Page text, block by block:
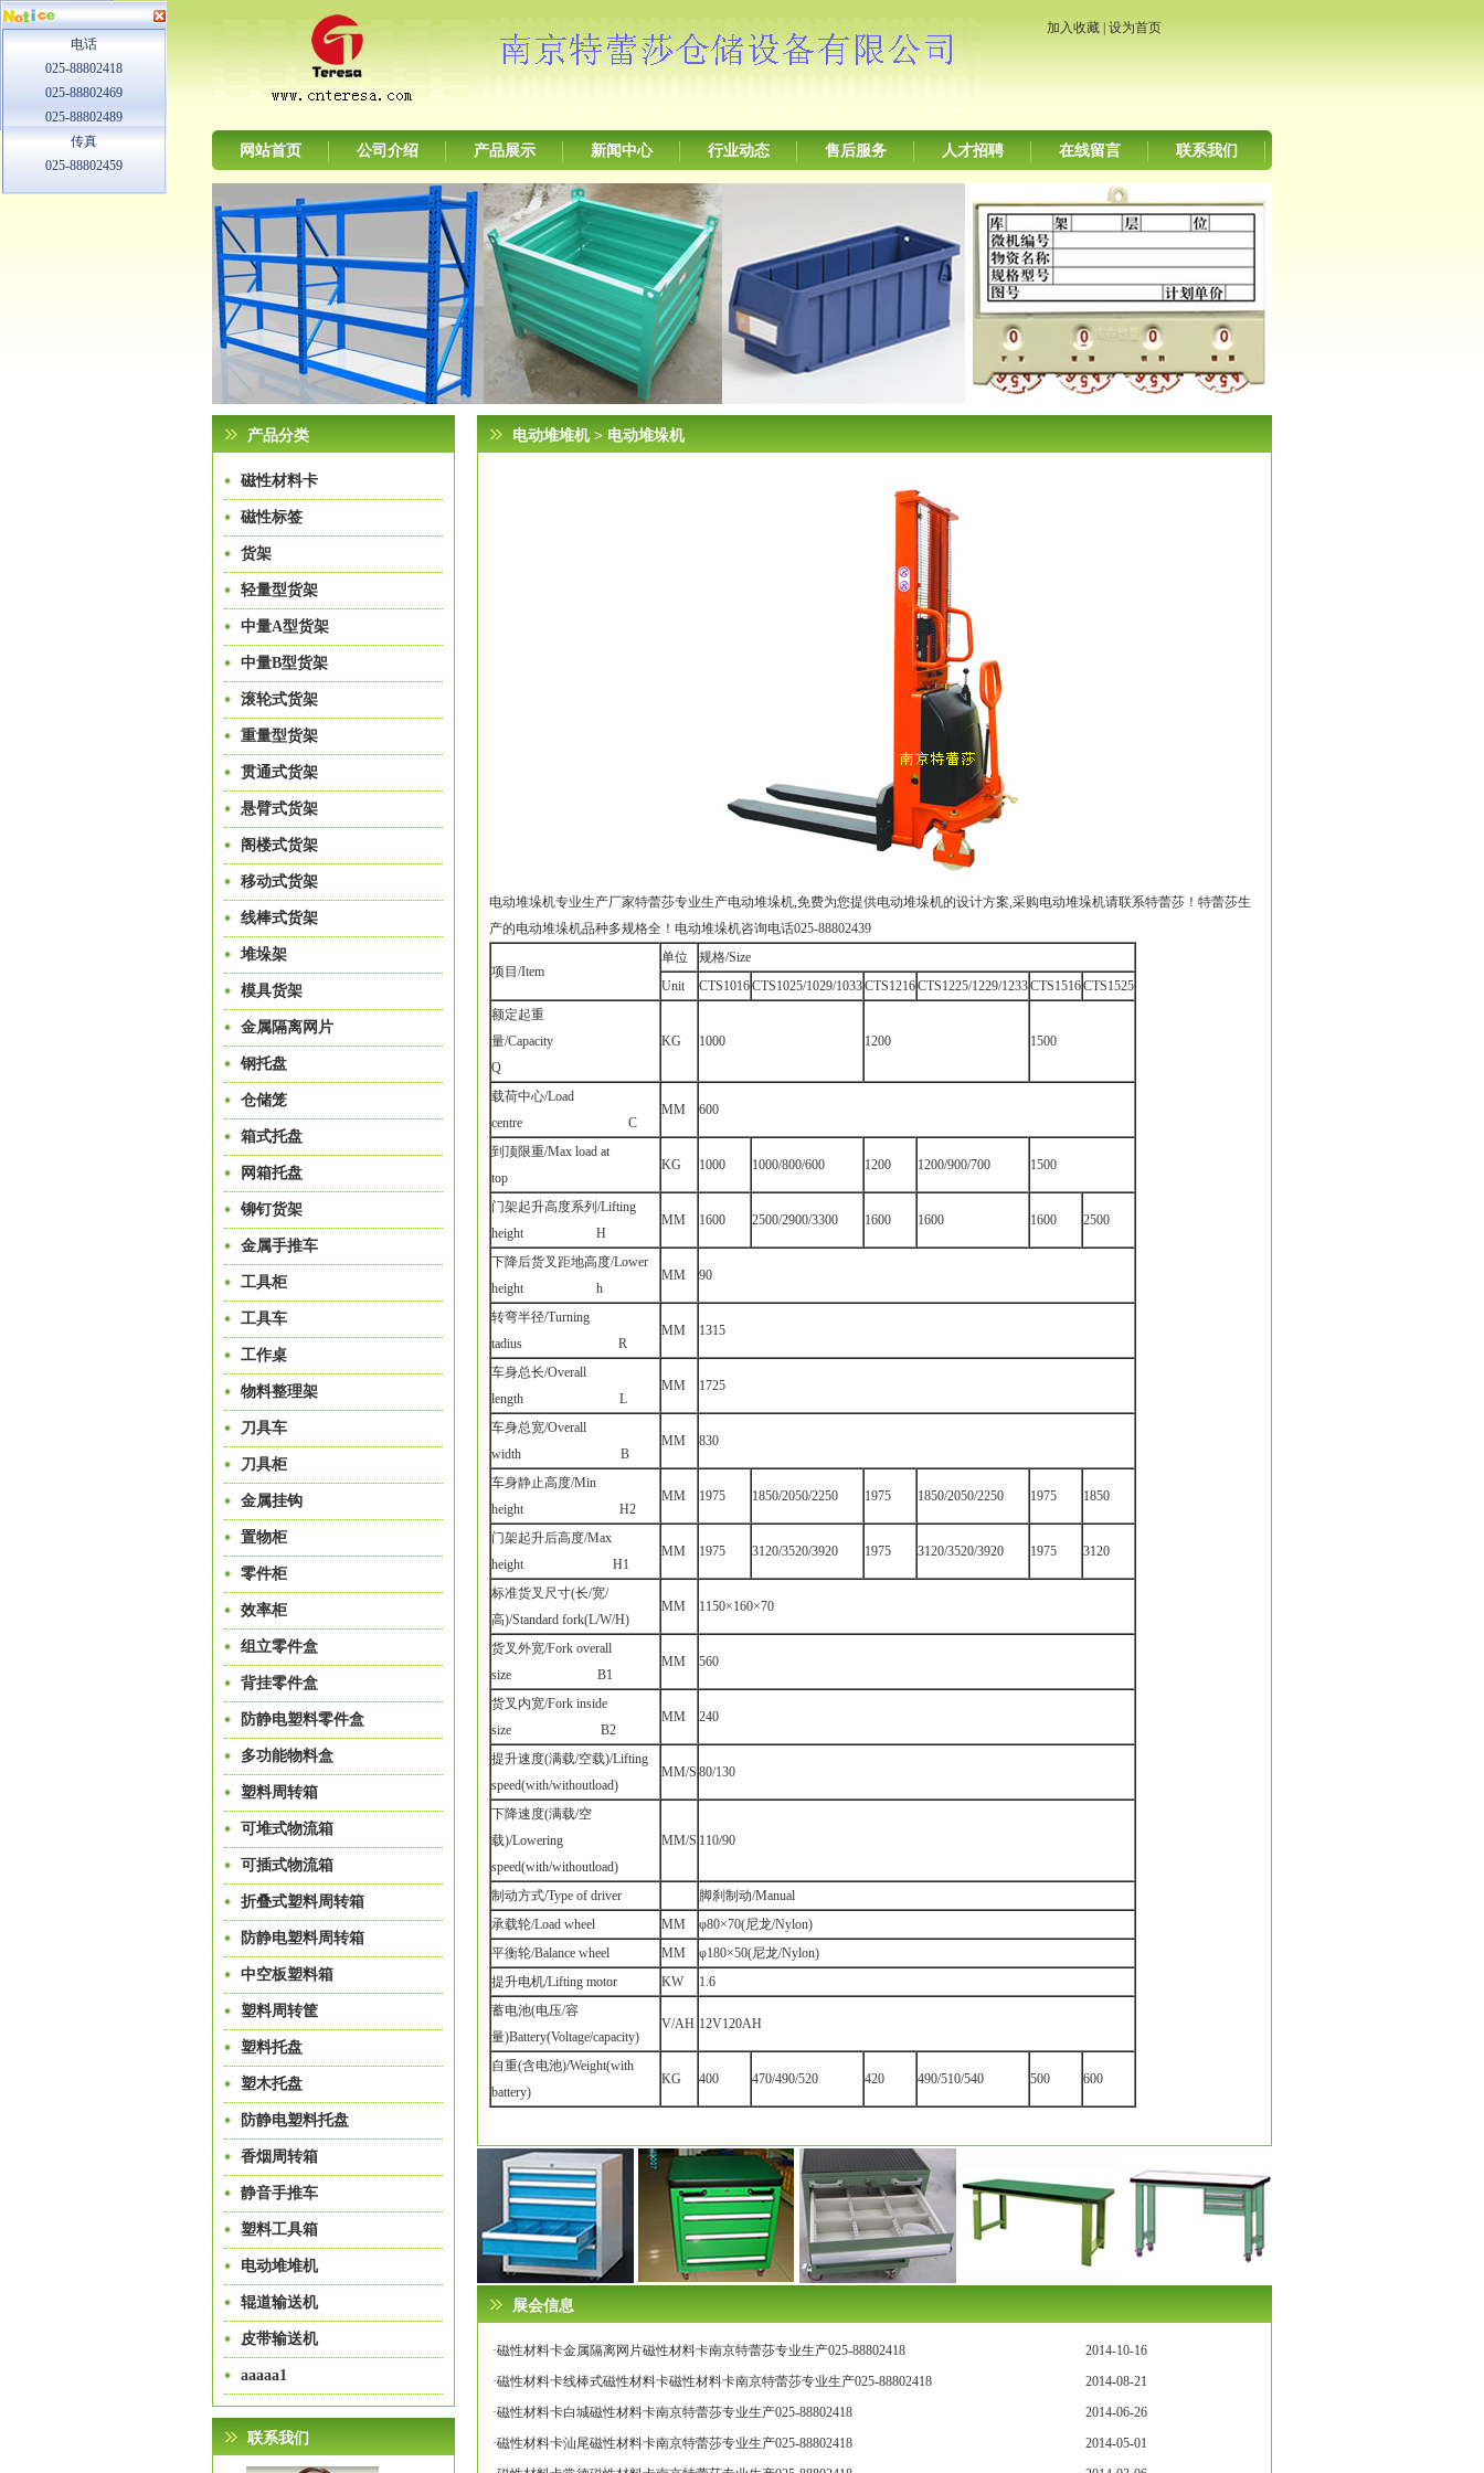
加入收藏 设为首页
网站首页 公司介绍 产品展示 新闻中心 行业动态 售后服务 人才招聘 在线留言 联系我们
产品分类
磁性材料卡
磁性标签
货架
轻量型货架
中量A型货架
中量B型货架
滚轮式货架
重量型货架
贯通式货架
悬臂式货架
阁楼式货架
移动式货架
线棒式货架
堆垛架
模具货架
金属隔离网片
钢托盘
仓储笼
箱式托盘
网箱托盘
铆钉货架
金属手推车
工具柜
工具车
工作桌
物料整理架
刀具车
刀具柜
金属挂钩
置物柜
零件柜
效率柜
组立零件盒
背挂零件盒
防静电塑料零件盒
多功能物料盒
塑料周转箱
可堆式物流箱
可插式物流箱
折叠式塑料周转箱
防静电塑料周转箱
中空板塑料箱
塑料周转筐
塑料托盘
塑木托盘
防静电塑料托盘
香烟周转箱
静音手推车
塑料工具箱
电动堆堆机
辊道输送机
皮带输送机
aaaaa1
联系我们
电动堆堆机> 电动堆垛机
电动堆垛机专业生产厂家特蕾莎专业生产电动堆垛机,免费为您提供电动堆垛机的设计方案,采购电动堆垛机请联系特蕾莎！特蕾莎生
产的电动堆垛机品种多规格全！电动堆垛机咨询电话025-88802439
项目/Item
单位
规格/Size
Unit
CTS1016CTS1025/1029/1033CTS1216CTS1225/1229/1233CTS1516CTS1525
额定起重
量/Capacity
Q
KG 1000 1200 1500
载荷中心/Load
centre C
MM 600
到顶限重/Max load at
top
KG 1000 1000/800/600 1200 1200/900/700 1500
门架起升高度系列/Lifting
height H
MM 1600 2500/2900/3300 1600 1600 1600 2500
下降后货叉距地高度/Lower
height h
MM 90
转弯半径/Turning
tadius R
MM 1315
车身总长/Overall
length L
MM 1725
车身总宽/Overall
width B
MM 830
车身静止高度/Min
height H2
MM 1975 1850/2050/2250 1975 1850/2050/2250 1975 1850
门架起升后高度/Max
height H1
MM 1975 3120/3520/3920 1975 3120/3520/3920 1975 3120
标准货叉尺寸(长/宽/
高)/Standard fork(L/W/H)
MM 1150×160×70
货叉外宽/Fork overall
size B1
MM 560
货叉内宽/Fork inside
size B2
MM 240
提升速度(满载/空载)/Lifting
speed(with/withoutload)
MM/S 80/130
下降速度(满载/空
载)/Lowering
speed(with/withoutload)
MM/S 110/90
制动方式/Type of driver
脚刹制动/Manual
承载轮/Load wheel
MM
φ80×70(尼龙/Nylon)
平衡轮/Balance wheel
MM
φ180×50(尼龙/Nylon)
提升电机/Lifting motor
KW
1.6
蓄电池(电压/容
量)Battery(Voltage/capacity)
V/AH 12V120AH
自重(含电池)/Weight(with
battery)
KG 400 470/490/520 420 490/510/540 500 600
展会信息
·磁性材料卡金属隔离网片磁性材料卡南京特蕾莎专业生产025-88802418
2014-10-16
·磁性材料卡线棒式磁性材料卡磁性材料卡南京特蕾莎专业生产025-88802418
2014-08-21
·磁性材料卡白城磁性材料卡南京特蕾莎专业生产025-88802418
2014-06-26
·磁性材料卡汕尾磁性材料卡南京特蕾莎专业生产025-88802418
2014-05-01
电话
025-88802418
025-88802469
025-88802489
传真
025-88802459